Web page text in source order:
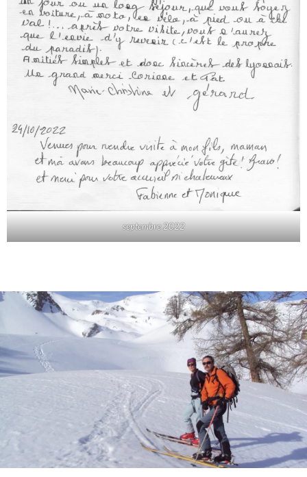
septembre 2022